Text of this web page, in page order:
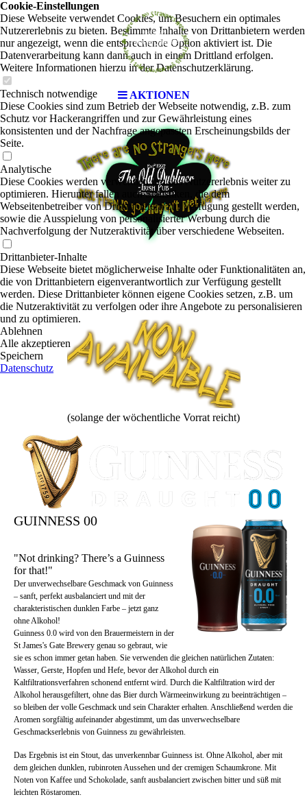
AKTIONEN
(solange der wöchentliche Vorrat reicht)
GUINNESS 00
"Not drinking? There’s a Guinness
for that!"
Der unverwechselbare Geschmack von Guinness
– sanft, perfekt ausbalanciert und mit der
charakteristischen dunklen Farbe – jetzt ganz
ohne Alkohol!
Guinness 0.0 wird von den Brauermeistern in der
St James's Gate Brewery genau so gebraut, wie
sie es schon immer getan haben. Sie verwenden die gleichen natürlichen Zutaten:
Wasser, Gerste, Hopfen und Hefe, bevor der Alkohol durch ein
Kaltfiltrationsverfahren schonend entfernt wird. Durch die Kaltfiltration wird der
Alkohol herausgefiltert, ohne das Bier durch Wärmeeinwirkung zu beeinträchtigen –
so bleiben der volle Geschmack und sein Charakter erhalten. Anschließend werden die
Aromen sorgfältig aufeinander abgestimmt, um das unverwechselbare
Geschmackserlebnis von Guinness zu gewährleisten.
Das Ergebnis ist ein Stout, das unverkennbar Guinness ist. Ohne Alkohol, aber mit
dem gleichen dunklen, rubinroten Aussehen und der cremigen Schaumkrone. Mit
Noten von Kaffee und Schokolade, sanft ausbalanciert zwischen bitter und süß mit
leichten Röstaromen.
Cookie-Einstellungen
Diese Webseite verwendet Cookies, um Besuchern ein optimales
Nutzererlebnis zu bieten. Bestimmte Inhalte von Drittanbietern werden
nur angezeigt, wenn die entsprechende Option aktiviert ist. Die
Datenverarbeitung kann dann auch in einem Drittland erfolgen.
Weitere Informationen hierzu in der Datenschutzerklärung.
Technisch notwendige
Diese Cookies sind zum Betrieb der Webseite notwendig, z.B. zum
Schutz vor Hackerangriffen und zur Gewährleistung eines
konsistenten und der Nachfrage angepassten Erscheinungsbilds der
Seite.
Analytische
Diese Cookies werden verwendet, um das Nutzererlebnis weiter zu
optimieren. Hierunter fallen auch Statistiken, die dem
Webseitenbetreiber von Drittanbietern zur Verfügung gestellt werden,
sowie die Ausspielung von personalisierter Werbung durch die
Nachverfolgung der Nutzeraktivität über verschiedene Webseiten.
Drittanbieter-Inhalte
Diese Webseite bietet möglicherweise Inhalte oder Funktionalitäten an,
die von Drittanbietern eigenverantwortlich zur Verfügung gestellt
werden. Diese Drittanbieter können eigene Cookies setzen, z.B. um
die Nutzeraktivität zu verfolgen oder ihre Angebote zu personalisieren
und zu optimieren.
Ablehnen
Alle akzeptieren
Speichern
Datenschutz